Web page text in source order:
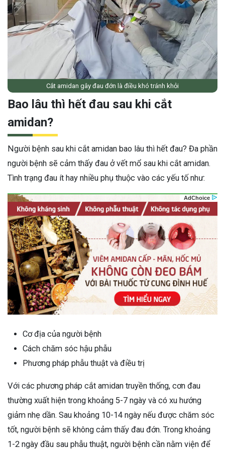
Cắt amidan gây đau đớn là điều khó tránh khỏi
Bao lâu thì hết đau sau khi cắt
amidan?
Người bệnh sau khi cắt amidan bao lâu thì hết đau? Đa phần
người bệnh sẽ cảm thấy đau ở vết mổ sau khi cắt amidan.
Tình trạng đau ít hay nhiều phụ thuộc vào các yếu tố như:
Cơ địa của người bệnh
Cách chăm sóc hậu phẫu
Phương pháp phẫu thuật và điều trị
Với các phương pháp cắt amidan truyền thống, cơn đau
thường xuất hiện trong khoảng 5-7 ngày và có xu hướng
giảm nhẹ dần. Sau khoảng 10-14 ngày nếu được chăm sóc
tốt, người bệnh sẽ không cảm thấy đau đớn. Trong khoảng
1-2 ngày đầu sau phẫu thuật, người bệnh cần nằm viện để